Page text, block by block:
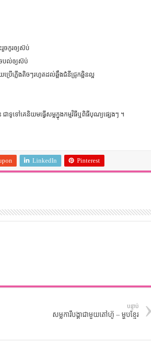
រួចកូរឲ្យស៊ប់
របល់ឲ្យស៊ប់
ើភ្លើងតិចៗរហូតដល់ឆ្អឹងជំនីជ្រូកឆ្អិនល្អ
ទូទៅគេនិយមធ្វើសម្លក្នុងកម្មវិធីឬពិធីបុណ្យផ្សេងៗ ។
LinkedIn Pinterest
បន្ទាប់
សម្លការីបង្គាជាមួយតៅហ៊ូ – ម្ហូបខ្មែរ